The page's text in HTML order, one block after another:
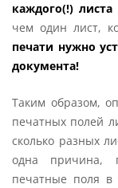
каждого(!) листа
чем один лист,
печати нужно
документа!
Таким образом,
печатных полей
сколько разных
одна причина,
печатные поля